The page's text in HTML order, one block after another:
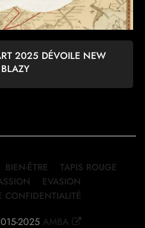
2025 DÉVOILE NEW
BIEN-ÊTRE
TAPIS ROUGE
EVASION
CONFIDENTIALITÉ
2025 AMBA